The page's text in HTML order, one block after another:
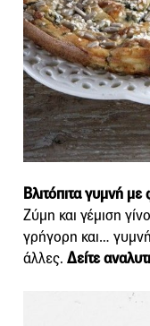
Βλιτόπιτα γυμνή με
Ζύμη και γέμιση
γρήγορη και…
άλλες. Δείτε